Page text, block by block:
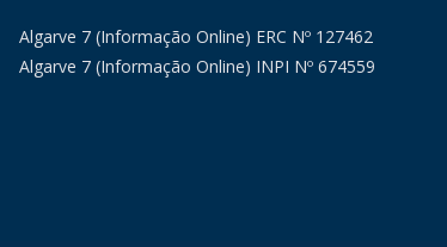
Algarve 7 (Informação Online) ERC Nº 127462
Algarve 7 (Informação Online) INPI Nº 674559